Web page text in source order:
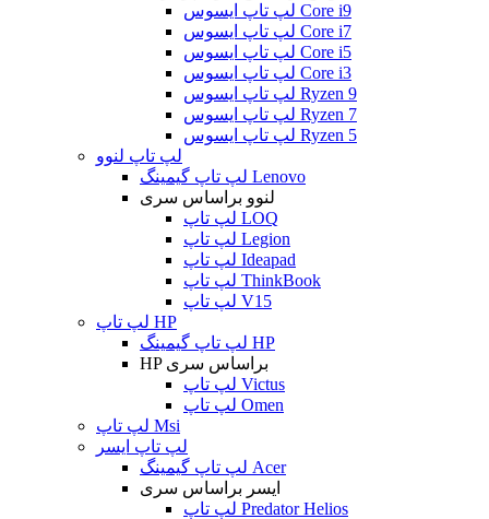
لپ تاپ ایسوس Core i9
لپ تاپ ایسوس Core i7
لپ تاپ ایسوس Core i5
لپ تاپ ایسوس Core i3
لپ تاپ ایسوس Ryzen 9
لپ تاپ ایسوس Ryzen 7
لپ تاپ ایسوس Ryzen 5
لپ تاپ لنوو
لپ تاپ گیمینگ Lenovo
لنوو براساس سری
لپ تاپ LOQ
لپ تاپ Legion
لپ تاپ Ideapad
لپ تاپ ThinkBook
لپ تاپ V15
لپ تاپ HP
لپ تاپ گیمینگ HP
HP براساس سری
لپ تاپ Victus
لپ تاپ Omen
لپ تاپ Msi
لپ تاپ ایسر
لپ تاپ گیمینگ Acer
ایسر براساس سری
لپ تاپ Predator Helios